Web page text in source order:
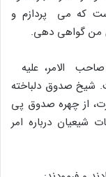
که مى پردازم و
من گواهى دهى.
الامر، علیه
شیخ صدوق دلباخته
از چهره صدوق پى
شیعیان درباره امر